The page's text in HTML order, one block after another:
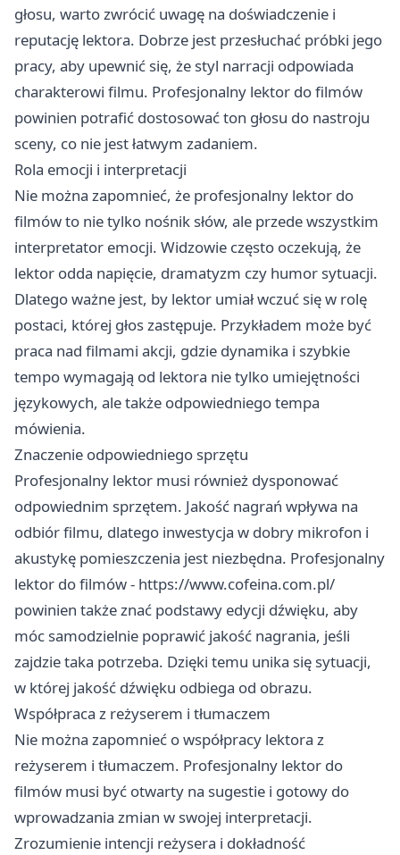
głosu, warto zwrócić uwagę na doświadczenie i
reputację lektora. Dobrze jest przesłuchać próbki jego
pracy, aby upewnić się, że styl narracji odpowiada
charakterowi filmu. Profesjonalny lektor do filmów
powinien potrafić dostosować ton głosu do nastroju
sceny, co nie jest łatwym zadaniem.
Rola emocji i interpretacji
Nie można zapomnieć, że profesjonalny lektor do
filmów to nie tylko nośnik słów, ale przede wszystkim
interpretator emocji. Widzowie często oczekują, że
lektor odda napięcie, dramatyzm czy humor sytuacji.
Dlatego ważne jest, by lektor umiał wczuć się w rolę
postaci, której głos zastępuje. Przykładem może być
praca nad filmami akcji, gdzie dynamika i szybkie
tempo wymagają od lektora nie tylko umiejętności
językowych, ale także odpowiedniego tempa
mówienia.
Znaczenie odpowiedniego sprzętu
Profesjonalny lektor musi również dysponować
odpowiednim sprzętem. Jakość nagrań wpływa na
odbiór filmu, dlatego inwestycja w dobry mikrofon i
akustykę pomieszczenia jest niezbędna. Profesjonalny
lektor do filmów - https://www.cofeina.com.pl/
powinien także znać podstawy edycji dźwięku, aby
móc samodzielnie poprawić jakość nagrania, jeśli
zajdzie taka potrzeba. Dzięki temu unika się sytuacji,
w której jakość dźwięku odbiega od obrazu.
Współpraca z reżyserem i tłumaczem
Nie można zapomnieć o współpracy lektora z
reżyserem i tłumaczem. Profesjonalny lektor do
filmów musi być otwarty na sugestie i gotowy do
wprowadzania zmian w swojej interpretacji.
Zrozumienie intencji reżysera i dokładność